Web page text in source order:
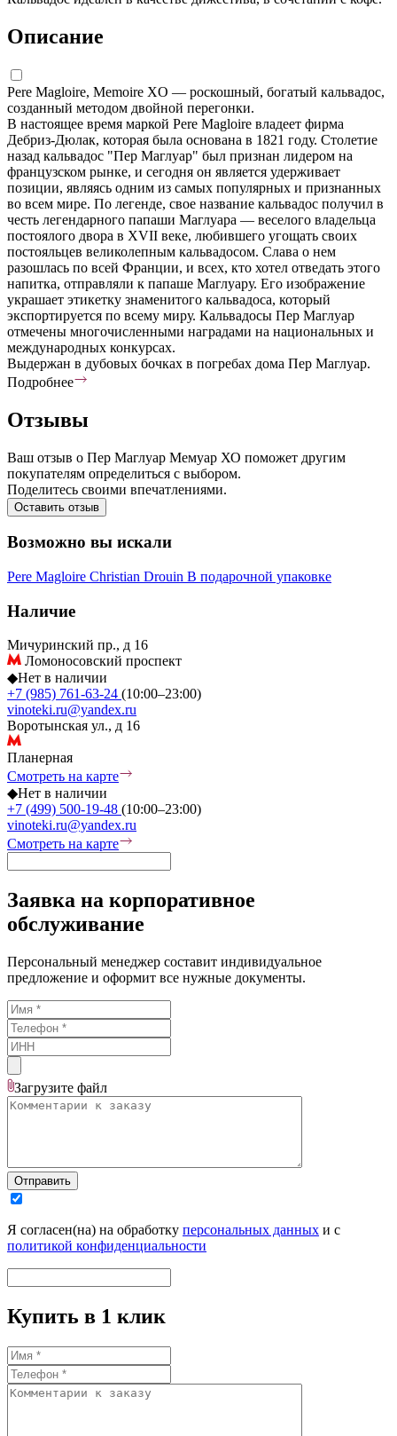
Описание
Pere Magloire, Memoire XO — роскошный, богатый кальвадос,
созданный методом двойной перегонки.
В настоящее время маркой Pere Magloire владеет фирма
Дебриз-Дюлак, которая была основана в 1821 году. Столетие
назад кальвадос "Пер Маглуар" был признан лидером на
французском рынке, и сегодня он является удерживает
позиции, являясь одним из самых популярных и признанных
во всем мире. По легенде, свое название кальвадос получил в
честь легендарного папаши Маглуара — веселого владельца
постоялого двора в XVII веке, любившего угощать своих
постояльцев великолепным кальвадосом. Слава о нем
разошлась по всей Франции, и всех, кто хотел отведать этого
напитка, отправляли к папаше Маглуару. Его изображение
украшает этикетку знаменитого кальвадоса, который
экспортируется по всему миру. Кальвадосы Пер Маглуар
отмечены многочисленными наградами на национальных и
международных конкурсах.
Выдержан в дубовых бочках в погребах дома Пер Маглуар.
Подробнее
Отзывы
Ваш отзыв о Пер Маглуар Мемуар ХО поможет другим
покупателям определиться с выбором.
Поделитесь своими впечатлениями.
Оставить отзыв
Возможно вы искали
Pere Magloire Christian Drouin В подарочной упаковке
Наличие
Мичуринский пр., д 16
Ломоносовский проспект
◆Нет в наличии
+7 (985) 761-63-24 (10:00–23:00)
vinoteki.ru@yandex.ru
Воротынская ул., д 16
Планерная
Смотреть на карте
◆Нет в наличии
+7 (499) 500-19-48 (10:00–23:00)
vinoteki.ru@yandex.ru
Смотреть на карте
Заявка на корпоративное
обслуживание
Персональный менеджер составит индивидуальное
предложение и оформит все нужные документы.
Загрузите файл
Отправить
Я согласен(на) на обработку персональных данных и с
политикой конфиденциальности
Купить в 1 клик